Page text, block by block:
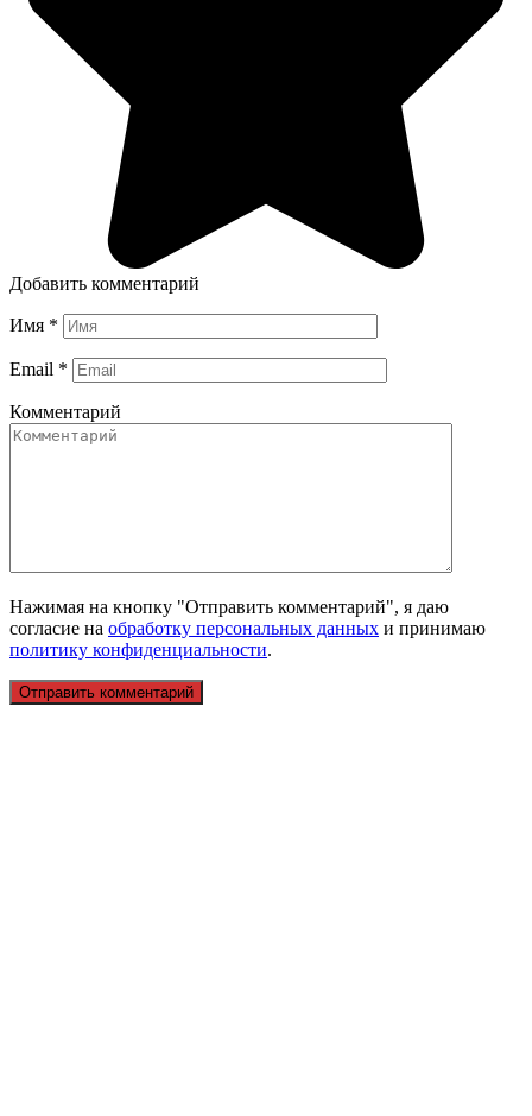
Добавить комментарий
Имя *
Email *
Комментарий
Нажимая на кнопку "Отправить комментарий", я даю
согласие на обработку персональных данных и принимаю
политику конфиденциальности.